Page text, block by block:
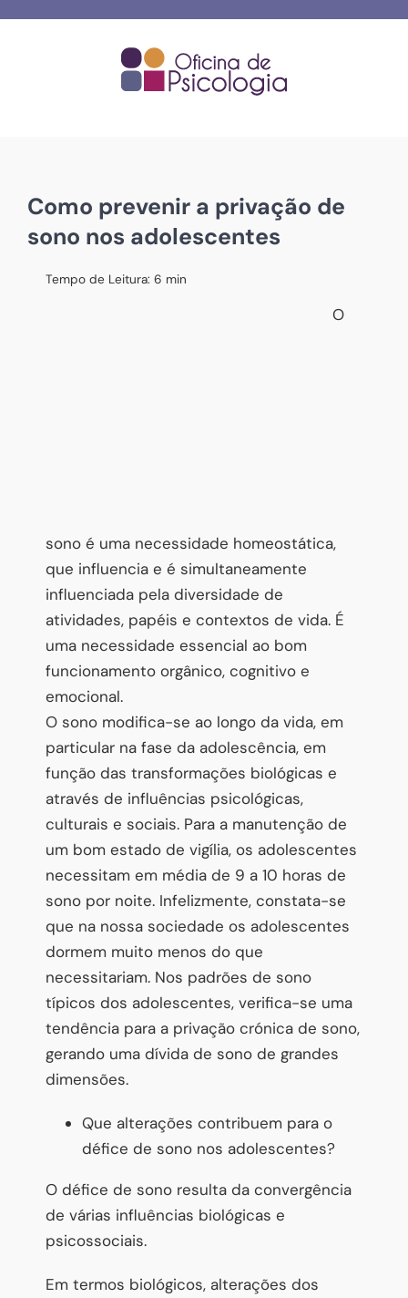
Como prevenir a privação de
sono nos adolescentes
Tempo de Leitura: 6 min
O
sono é uma necessidade homeostática,
que influencia e é simultaneamente
influenciada pela diversidade de
atividades, papéis e contextos de vida. É
uma necessidade essencial ao bom
funcionamento orgânico, cognitivo e
emocional.
O sono modifica-se ao longo da vida, em
particular na fase da adolescência, em
função das transformações biológicas e
através de influências psicológicas,
culturais e sociais. Para a manutenção de
um bom estado de vigília, os adolescentes
necessitam em média de 9 a 10 horas de
sono por noite. Infelizmente, constata-se
que na nossa sociedade os adolescentes
dormem muito menos do que
necessitariam. Nos padrões de sono
típicos dos adolescentes, verifica-se uma
tendência para a privação crónica de sono,
gerando uma dívida de sono de grandes
dimensões.
Que alterações contribuem para o
défice de sono nos adolescentes?
O défice de sono resulta da convergência
de várias influências biológicas e
psicossociais.
Em termos biológicos, alterações dos